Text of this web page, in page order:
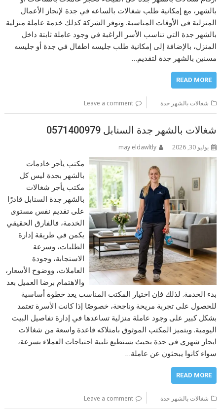
بالشهر، مع إمكانية طلب شغالات بالساعه في جدة لإنجاز الأعمال
المنزلية في الأوقات المناسبة. وتوفر الشركة كذلك خدمة عاملة منزلية
بالشهر جدة التي تناسب الأسر الراغبة في وجود عاملة ثابتة داخل
المنزل، بالإضافة إلى إمكانية طلب جليسه اطفال في جدة أو جليسه
مسنين بالشهر جدة لتقديم…
READ MORE
شغالات بالشهر جدة Leave a comment
شغالات بالشهر جدة السنابل 0571400979
يوليو 30, 2026 may eldawltly
مكتب يأجر خادمات
بالشهر بجدة ليس كل
مكتب يأجر شغالات
بالشهر جدة السنابل قادرًا
على تقديم نفس مستوى
الخدمة، فالفارق الحقيقي
يكمن في طريقة إدارة
الطلبات، وسرعة
الاستجابة، وجودة
العاملات، ووضوح الأسعار،
والاهتمام برضا العميل بعد
بدء الخدمة. لذلك فإن اختيار المكتب المناسب يعد خطوة أساسية
للحصول على تجربة مريحة وناجحة، خصوصًا إذا كانت الأسرة تعتمد
بشكل كبير على وجود عاملة منزلية تساعدها في إدارة تفاصيل البيت
اليومية. ويتميز المكتب الموثوق بامتلاكه قاعدة واسعة من شغالات
ايجار شهري في جدة بحيث يستطيع تلبية احتياجات العملاء بسرعة،
سواء كانوا يبحثون عن عاملة…
READ MORE
شغالات بالشهر جدة Leave a comment